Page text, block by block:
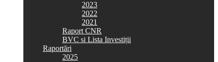
2023
2022
2021
Raport CNR
BVC si Lista Investiții
Raportări
2025